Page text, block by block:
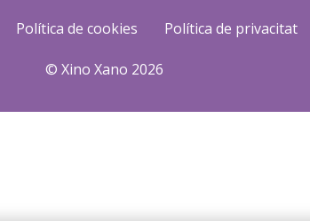
Política de cookies Política de privacitat
© Xino Xano 2026